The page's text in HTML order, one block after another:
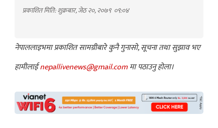
प्रकाशित मिति: शुक्रबार, जेठ २०, २०७९ ०९:०४
नेपाललाइभमा प्रकाशित सामग्रीबारे कुनै गुनासो, सूचना तथा सुझाव भए
हामीलाईnepallivenews@gmail.comमा पठाउनु होला।